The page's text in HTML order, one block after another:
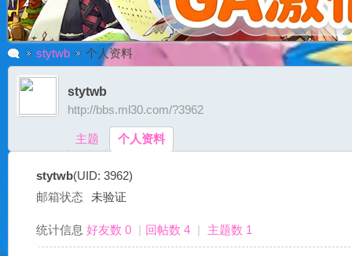
›
stytwb 个人资料
stytwb
http://bbs.ml30.com/?3962
主题 个人资料
stytwb(UID: 3962)
邮箱状态
未验证
统计信息 好友数 0 | 回帖数 4 | 主题数 1